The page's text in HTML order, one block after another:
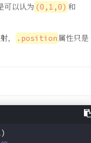
可以认为 (0,1,0) 和
， .position 属性只是
)